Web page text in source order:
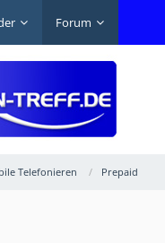
Forum
Telefonieren Prepaid